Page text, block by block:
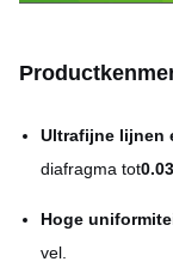
Ultrafijne lijnen
diafragma tot
Hoge
vel.